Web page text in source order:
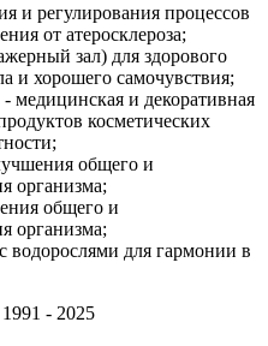
и регулирования процессов
от атеросклероза;
зал) для здорового
и хорошего самочувствия;
медицинская и декоративная
косметических
общего и
организма;
общего и
организма;
водорослями для гармонии в
- 2025